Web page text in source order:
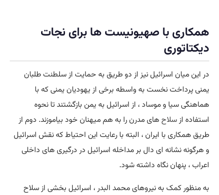
همکاری با صهیونیست ها برای نجات
دیکتاتوری
در این میان اسرائیل نیز از دو طریق به حمایت از سلطنت طلبان
یمنی پرداخت نخست به واسطه برخی از یهودیان یمنی که با
هماهنگی سیا و موساد ، از اسرائیل به یمن بازگشتند تا نحوه
استفاده ازسلاحهای مدرن را به هم میهنان خود بیاموزند. دوم از
طریق همکاری با ایران ، البته با رعایت این احتیاط که نقش اسرائیل
و هرگونه نشانه ای دال بر مداخله اسرائیل در درگیری های داخلی
اعراب ، پنهان نگاه داشته شود.
به منظور کمک به نیروهای محمد البدر ، اسرائیل بخشی از سلاح